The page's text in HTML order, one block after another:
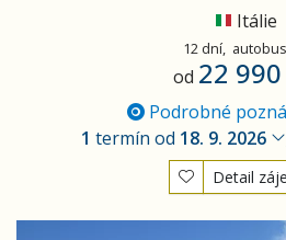
Itálie
12 dní,
od 22
Podrobné
1 termín od 18. 9. 2026
Detail